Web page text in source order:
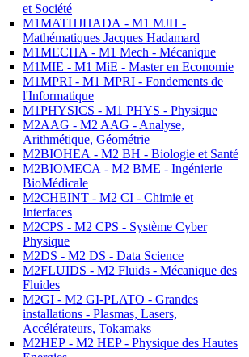
et Société
M1MATHJHADA - M1 MJH -
Mathématiques Jacques Hadamard
M1MECHA - M1 Mech - Mécanique
M1MIE - M1 MiE - Master en Economie
M1MPRI - M1 MPRI - Fondements de
l'Informatique
M1PHYSICS - M1 PHYS - Physique
M2AAG - M2 AAG - Analyse,
Arithmétique, Géométrie
M2BIOHEA - M2 BH - Biologie et Santé
M2BIOMECA - M2 BME - Ingénierie
BioMédicale
M2CHEINT - M2 CI - Chimie et
Interfaces
M2CPS - M2 CPS - Système Cyber
Physique
M2DS - M2 DS - Data Science
M2FLUIDS - M2 Fluids - Mécanique des
Fluides
M2GI - M2 GI-PLATO - Grandes
installations - Plasmas, Lasers,
Accélérateurs, Tokamaks
M2HEP - M2 HEP - Physique des Hautes